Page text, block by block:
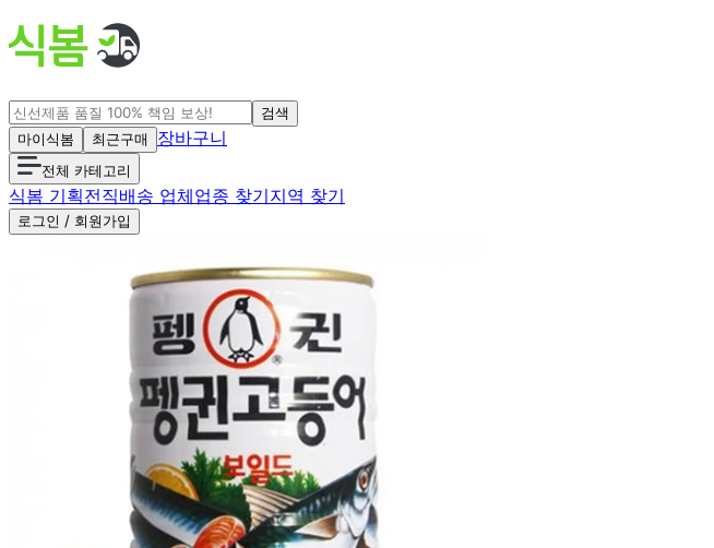
검색
마이식봄
최근구매 장바구니
전체 카테고리
식봄 기획전직배송 업체업종 찾기지역 찾기
로그인 / 회원가입